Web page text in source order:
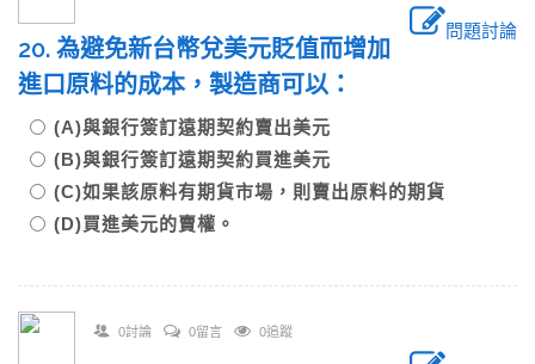
問題討論
20. 為避免新台幣兌美元貶值而增加
進口原料的成本，製造商可以：
(A)與銀行簽訂遠期契約賣出美元
(B)與銀行簽訂遠期契約買進美元
(C)如果該原料有期貨市場，則賣出原料的期貨
(D)買進美元的賣權。
0討論 0留言 0追蹤